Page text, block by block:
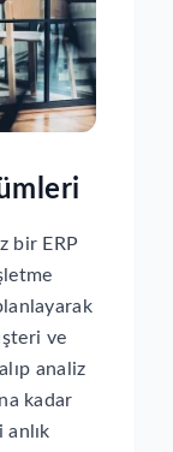
bir ERP
ve
analiz
kadar